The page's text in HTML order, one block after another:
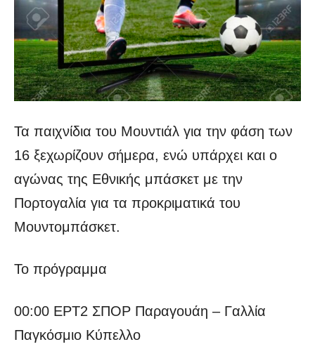
Τα παιχνίδια του Μουντιάλ για την φάση των
16 ξεχωρίζουν σήμερα, ενώ υπάρχει και ο
αγώνας της Εθνικής μπάσκετ με την
Πορτογαλία για τα προκριματικά του
Μουντομπάσκετ.
Το πρόγραμμα
00:00 ΕΡΤ2 ΣΠΟΡ Παραγουάη – Γαλλία
Παγκόσμιο Κύπελλο